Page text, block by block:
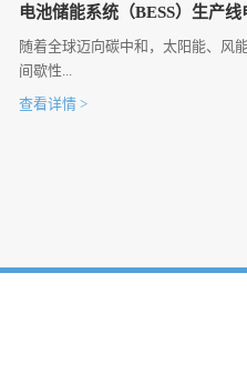
电池储能系统（BESS）生产
随着全球迈向碳中和，太阳能、风
间歇性...
查看详情 >